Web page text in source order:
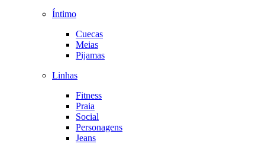
Íntimo
Cuecas
Meias
Pijamas
Linhas
Fitness
Praia
Social
Personagens
Jeans